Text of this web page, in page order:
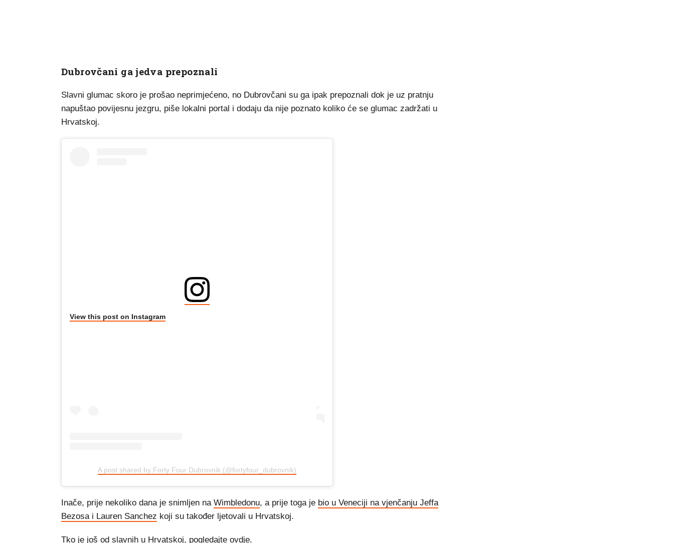
Dubrovčani ga jedva prepoznali
Slavni glumac skoro je prošao neprimjećeno, no Dubrovčani su ga ipak prepoznali dok je uz pratnju
napuštao povijesnu jezgru, piše lokalni portal i dodaju da nije poznato koliko će se glumac zadržati u
Hrvatskoj.
View this post on Instagram
A post shared by Forty Four Dubrovnik (@fortyfour_dubrovnik)
Inače, prije nekoliko dana je snimljen na Wimbledonu, a prije toga je bio u Veneciji na vjenčanju Jeffa
Bezosa i Lauren Sanchez koji su također ljetovali u Hrvatskoj.
Tko je još od slavnih u Hrvatskoj, pogledajte ovdje.